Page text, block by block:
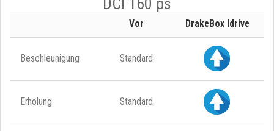
Vor DrakeBox Idrive
Beschleunigung Standard
Erholung Standard